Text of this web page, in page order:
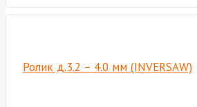
Ролик д.3.2 – 4.0 мм (INVERSAW)